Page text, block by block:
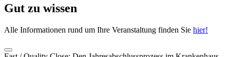
Gut zu wissen
Alle Informationen rund um Ihre Veranstaltung finden Sie hier!